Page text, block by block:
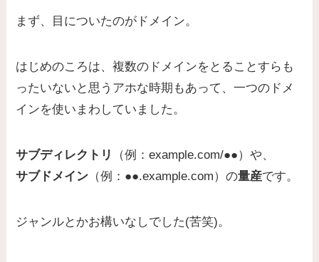
まず、目についたのがドメイン。
はじめのころは、複数のドメインをとることすらも
ったいないと思うアホな時期もあって、一つのドメ
インを使いまわしていました。
サブディレクトリ
（例：example.com/●●）や、
サブドメイン （例：●●.example.com）の量産です。
ジャンルとかお構いなしでした(苦笑)。